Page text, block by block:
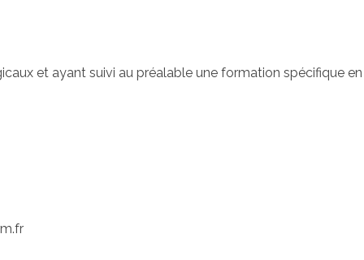
et ayant suivi au préalable une formation spécifique en